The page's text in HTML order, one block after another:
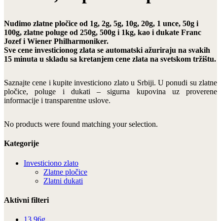
Nudimo zlatne pločice od 1g, 2g, 5g, 10g, 20g, 1 unce, 50g i
100g, zlatne poluge od 250g, 500g i 1kg, kao i dukate Franc
Jozef i Wiener Philharmoniker.
Sve cene investicionog zlata se automatski ažuriraju na svakih
15 minuta u skladu sa kretanjem cene zlata na svetskom tržištu.
Saznajte cene i kupite investiciono zlato u Srbiji. U ponudi su zlatne
pločice, poluge i dukati – sigurna kupovina uz proverene
informacije i transparentne uslove.
No products were found matching your selection.
Kategorije
Investiciono zlato
Zlatne pločice
Zlatni dukati
Aktivni filteri